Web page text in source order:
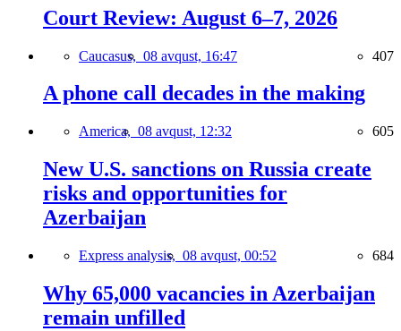
Court Review: August 6–7, 2026
Caucasus, 08 avqust, 16:47 407
A phone call decades in the making
America, 08 avqust, 12:32 605
New U.S. sanctions on Russia create
risks and opportunities for
Azerbaijan
Express analysis, 08 avqust, 00:52 684
Why 65,000 vacancies in Azerbaijan
remain unfilled